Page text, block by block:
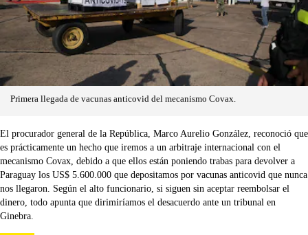
Primera llegada de vacunas anticovid del mecanismo Covax.
El procurador general de la República, Marco Aurelio González, reconoció que
es prácticamente un hecho que iremos a un arbitraje internacional con el
mecanismo Covax, debido a que ellos están poniendo trabas para devolver a
Paraguay los US$ 5.600.000 que depositamos por vacunas anticovid que nunca
nos llegaron. Según el alto funcionario, si siguen sin aceptar reembolsar el
dinero, todo apunta que dirimiríamos el desacuerdo ante un tribunal en
Ginebra.